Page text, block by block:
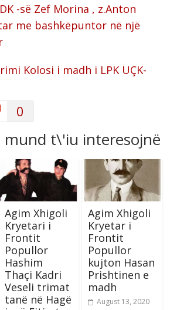
-së Zef Morina , z.Anton
me bashkëpuntor në një
Kolosi i madh i LPK UÇK-
0
mund t\'iu interesojnë
Agim Xhigoli
Kryetari i
Frontit
Popullor
Hashim
Thaçi Kadri
Veseli trimat
tanë në Hagë
Agim Xhigoli
Kryetar i
Frontit
Popullor
kujton Hasan
Prishtinen e
madh
August 13, 2020